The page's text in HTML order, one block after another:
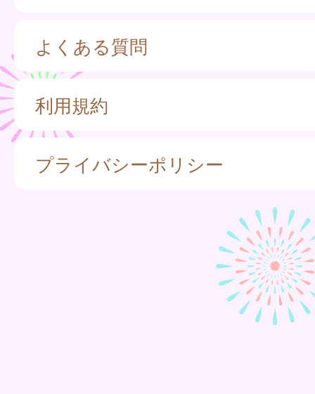
よくある質問
利用規約
プライバシーポリシー